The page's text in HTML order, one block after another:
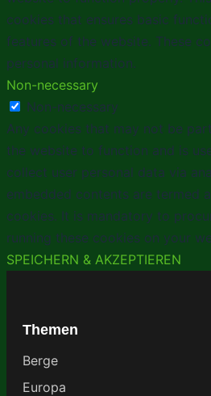
cookies that ensures basic
features of the website. These
personal information.
Non-necessary
Non-necessary
Any cookies that may not be
the website to function and is
collect user personal data via
embedded contents are termed
cookies. It is mandatory to
running these cookies on your
SPEICHERN & AKZEPTIEREN
Themen
Berge
Europa